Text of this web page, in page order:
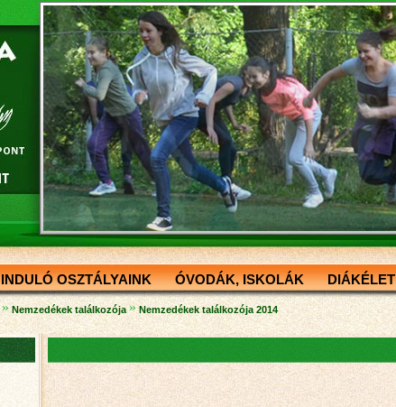
INDULÓ OSZTÁLYAINK ÓVODÁK, ISKOLÁK DIÁKÉLET
» Nemzedékek találkozója » Nemzedékek találkozója 2014